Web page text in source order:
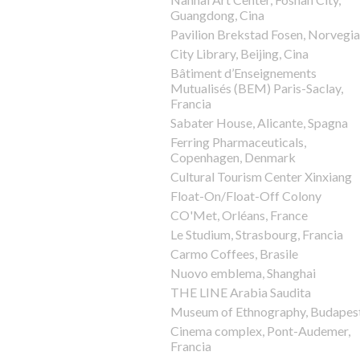
Guangdong, Cina
Pavilion Brekstad Fosen, Norvegia
City Library, Beijing, Cina
Bâtiment d’Enseignements
Mutualisés (BEM) Paris-Saclay,
Francia
Sabater House, Alicante, Spagna
Ferring Pharmaceuticals,
Copenhagen, Denmark
Cultural Tourism Center Xinxiang
Float-On/Float-Off Colony
CO'Met, Orléans, France
Le Studium, Strasbourg, Francia
Carmo Coffees, Brasile
Nuovo emblema, Shanghai
THE LINE Arabia Saudita
Museum of Ethnography,
Cinema complex, Pont-Audemer,
Francia